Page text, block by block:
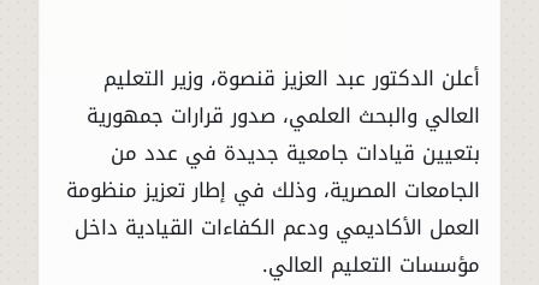
أعلن الدكتور عبد العزيز قنصوة، وزير التعليم
العالي والبحث العلمي، صدور قرارات جمهورية
بتعيين قيادات جامعية جديدة في عدد من
الجامعات المصرية، وذلك في إطار تعزيز منظومة
العمل الأكاديمي ودعم الكفاءات القيادية داخل
مؤسسات التعليم العالي.